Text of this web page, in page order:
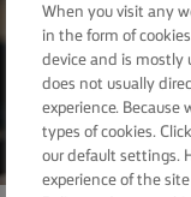
When you visit any
in the form of
device and is mostly
does not usually
experience. Because
types of cookies.
our default settings.
experience of the